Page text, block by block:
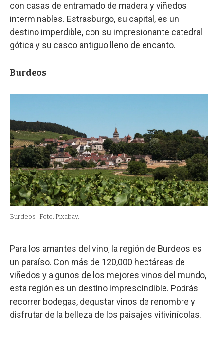
con casas de entramado de madera y viñedos
interminables. Estrasburgo, su capital, es un
destino imperdible, con su impresionante catedral
gótica y su casco antiguo lleno de encanto.
Burdeos
Burdeos. Foto: Pixabay.
Para los amantes del vino, la región de Burdeos es
un paraíso. Con más de 120,000 hectáreas de
viñedos y algunos de los mejores vinos del mundo,
esta región es un destino imprescindible. Podrás
recorrer bodegas, degustar vinos de renombre y
disfrutar de la belleza de los paisajes vitivinícolas.